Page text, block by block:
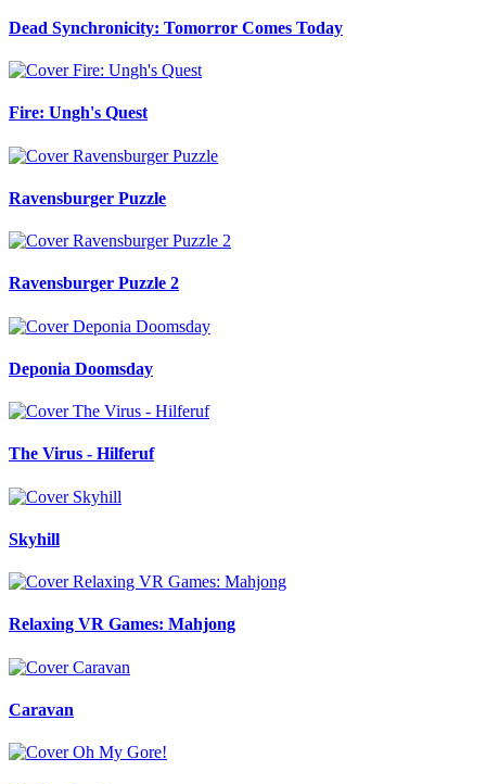
Dead Synchronicity: Tomorror Comes Today
Fire: Ungh's Quest
Ravensburger Puzzle
Ravensburger Puzzle 2
Deponia Doomsday
The Virus - Hilferuf
Skyhill
Relaxing VR Games: Mahjong
Caravan